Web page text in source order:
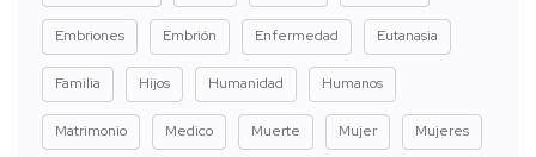
Embriones Embrión Enfermedad Eutanasia
Familia Hijos Humanidad Humanos
Matrimonio Medico Muerte Mujer Mujeres